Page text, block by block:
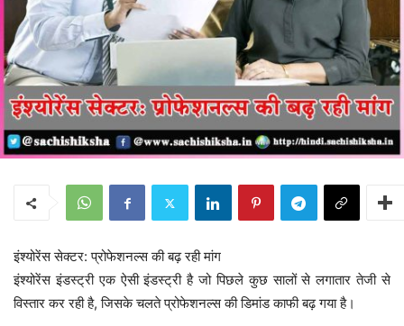
इंश्योरेंस सेक्टर: प्रोफेशनल्स की बढ़ रही मांग
इंश्योरेंस इंडस्ट्री एक ऐसी इंडस्ट्री है जो पिछले कुछ सालों से लगातार तेजी से
विस्तार कर रही है, जिसके चलते प्रोफेशनल्स की डिमांड काफी बढ़ गया है।